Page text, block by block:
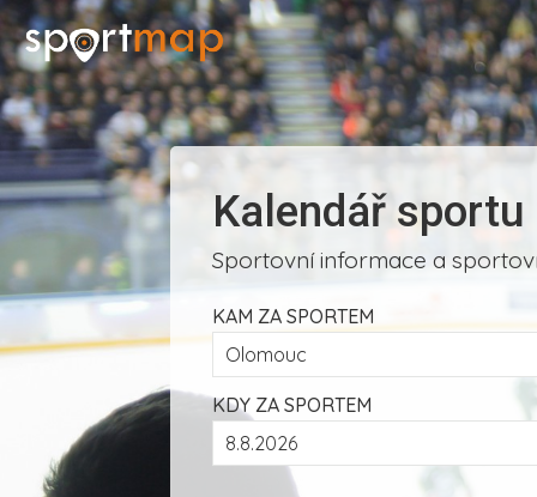
Kalendář sportu
Sportovní informace a
KAM ZA SPORTEM
KDY ZA SPORTEM